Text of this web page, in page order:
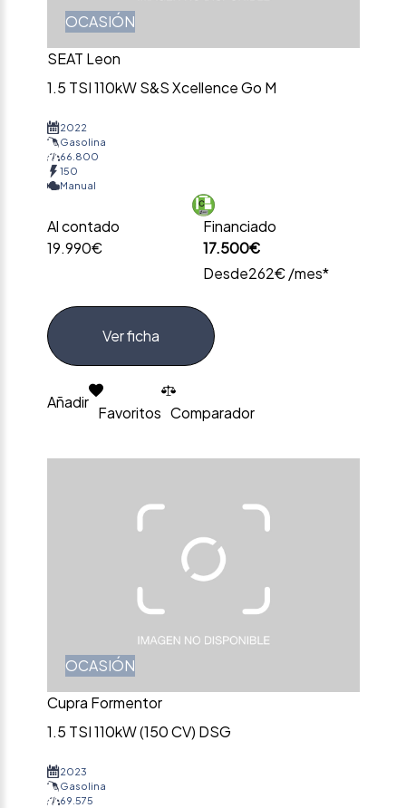
OCASIÓN
SEAT Leon
1.5 TSI 110kW S&S Xcellence Go M
2022
Gasolina
66.800
150
Manual
Al contado
19.990€
Financiado
17.500€
Desde262€ /mes*
Ver ficha
Añadir
Favoritos Comparador
OCASIÓN
Cupra Formentor
1.5 TSI 110kW (150 CV) DSG
2023
Gasolina
69.575